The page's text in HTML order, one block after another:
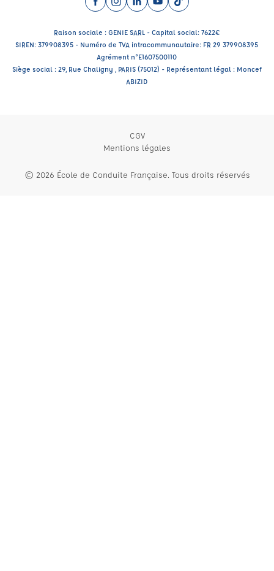
Facebook (nouvelle fenêtre)
Instagram (nouvelle fenêtre)
LinkedIn (nouvelle fenêtre)
YouTube (nouvelle fenêtre)
TikTok (nouvelle
Raison sociale : GENIE SARL - Capital social: 7622€
SIREN: 379908395 - Numéro de TVA intracommunautaire: FR 29 379908395
Agrément n°E1607500110
Siège social : 29, Rue Chaligny , PARIS (75012) - Représentant légal : Moncef
ABIZID
CGV
Mentions légales
© 2026 École de Conduite Française. Tous droits réservés